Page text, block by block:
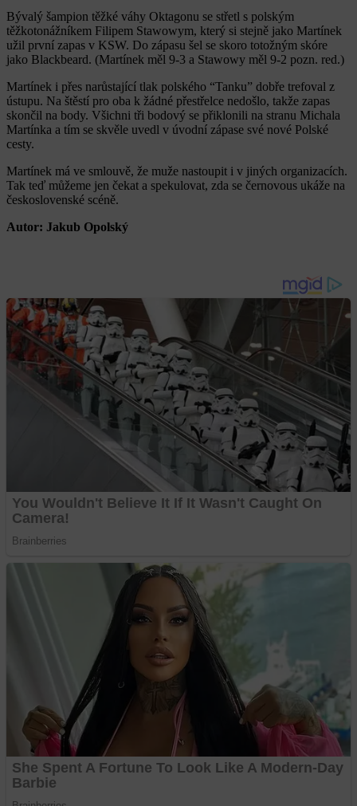
Bývalý šampion těžké váhy Oktagonu se střetl s polským
těžkotonážníkem Filipem Stawowym, který si stejně jako Martínek
užil první zapas v KSW. Do zápasu šel se skoro totožným skóre
jako Blackbeard. (Martínek měl 9-3 a Stawowy měl 9-2 pozn. red.)
Martínek i přes narůstající tlak polského “Tanku” dobře trefoval z
ústupu. Na štěstí pro oba k žádné přestřelce nedošlo, takže zapas
skončil na body. Všichni tři bodový se přiklonili na stranu Michala
Martínka a tím se skvěle uvedl v úvodní zápase své nové Polské
cesty.
Martínek má ve smlouvě, že muže nastoupit i v jiných organizacích.
Tak teď můžeme jen čekat a spekulovat, zda se černovous ukáže na
československé scéně.
Autor: Jakub Opolský